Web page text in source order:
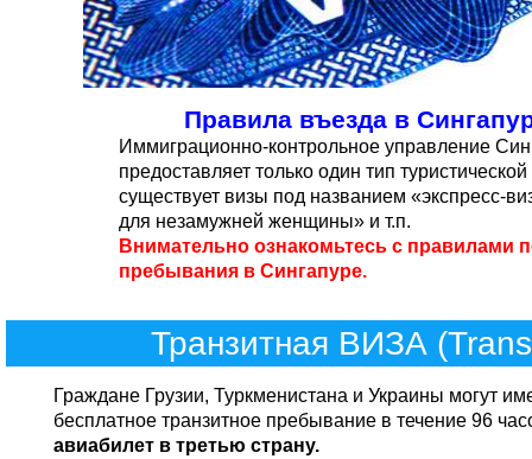
Правила въезда в
Иммиграционно-контрольное управление
предоставляет только один тип
существует визы под названием «экспресс-
для незамужней женщины» и т.п.
Внимательно ознакомьтесь с правилами
пребывания в Сингапуре.
Транзитная ВИЗА
Граждане Грузии, Туркменистана и Украины могут
бесплатное транзитное пребывание в течение 96
авиабилет в третью страну.